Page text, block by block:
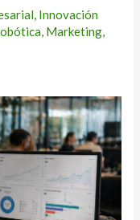
, Innovación
, Marketing,